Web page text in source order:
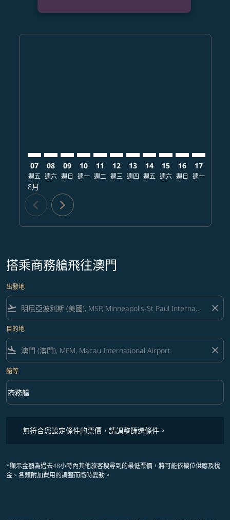
07
週五
8月
08
週六
09
週日
10
週一
11
週二
12
週三
13
週四
14
週五
15
週六
16
週日
17
週一
chevron_left chevron_right
搭乘商務艙飛往澳門
出發地
flight_takeoff close
目的地
flight_land close
艙等
艙等 option 商務艙 Selected
商務艙
keyboard_arrow_down
無符合您設定條件的票價，請調整篩選條件。
*顯示金額為過去48小時內其他旅客搜尋到的最低票價，將可能依機位供應及稅
金、各類附加費用的調整而隨時變動。